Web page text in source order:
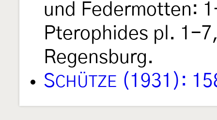
und Federmotten:
Pterophides pl. 1-
Regensburg.
SCHÜTZE (1931):